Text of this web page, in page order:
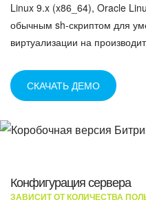
Linux 9.x (x86_64), Oracle
обычным sh-скриптом для
виртуализации на
СКАЧАТЬ ДЕМО
Конфигурация сервера
ЗАВИСИТ ОТ КОЛИЧЕСТВА